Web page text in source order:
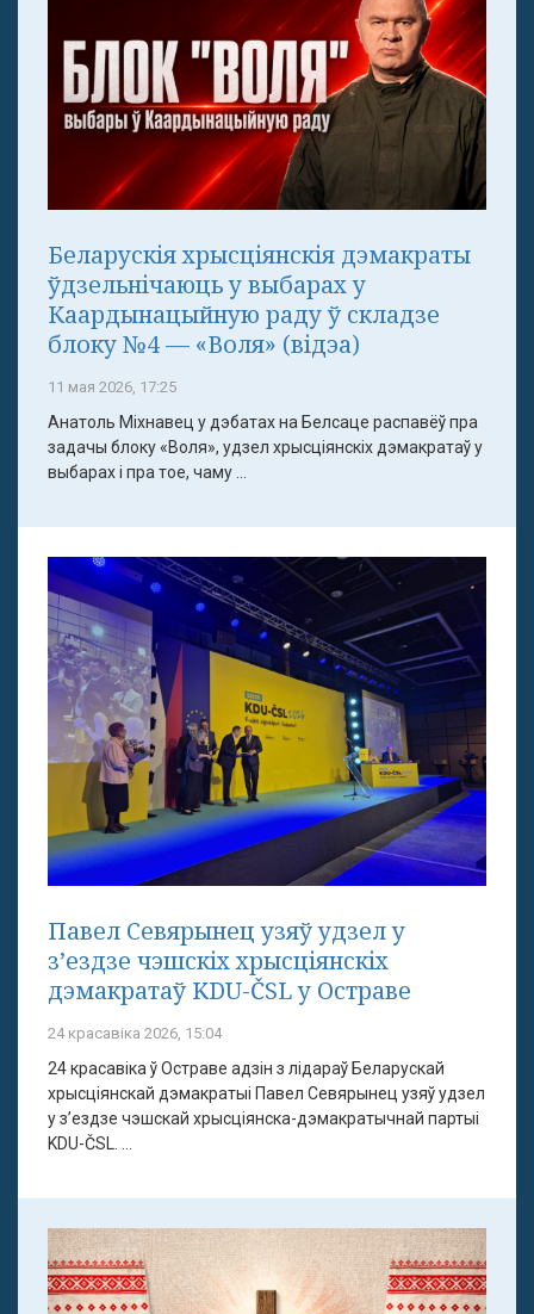
Беларускія хрысціянскія дэмакраты
ўдзельнічаюць у выбарах у
Каардынацыйную раду ў складзе
блоку №4 — «Воля» (відэа)
11 мая 2026, 17:25
Анатоль Міхнавец у дэбатах на Белсаце распавёў пра
задачы блоку «Воля», удзел хрысціянскіх дэмакратаў у
выбарах і пра тое, чаму ...
Павел Севярынец узяў удзел у
з’ездзе чэшскіх хрысціянскіх
дэмакратаў KDU-ČSL у Остраве
24 красавіка 2026, 15:04
24 красавіка ў Остраве адзін з лідараў Беларускай
хрысціянскай дэмакратыі Павел Севярынец узяў удзел
у з’ездзе чэшскай хрысціянска-дэмакратычнай партыі
KDU-ČSL. ...